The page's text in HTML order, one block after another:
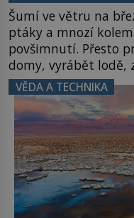
Šumí ve větru na
ptáky a mnozí
povšimnutí. Přesto
domy, vyrábět lodě,
inspiroval řadu
užitečná rostlina
Většina lidí vnímá
letního koupání.
VĚDA A TECHNIKA